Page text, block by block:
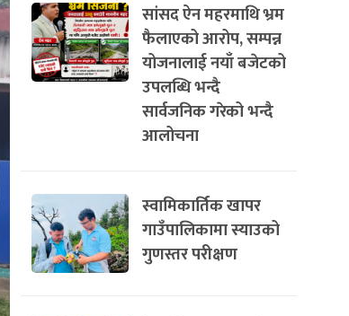
सांसद ऐन महरमाथि भ्रम
फैलाएको आरोप, सम्पन्न
योजनालाई नयाँ बजेटको
उपलब्धि भन्दै
सार्वजनिक गरेको भन्दै
आलोचना
स्वामिकार्तिक खापर
गाउँपालिकामा स्याउको
गुणस्तर परीक्षण